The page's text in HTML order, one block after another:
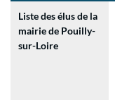
Liste des élus de la
mairie de Pouilly-
sur-Loire